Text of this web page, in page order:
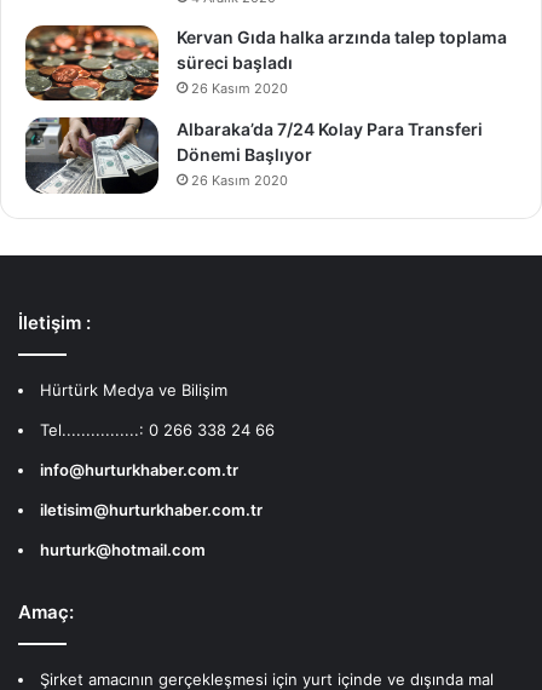
Kervan Gıda halka arzında talep toplama
süreci başladı
26 Kasım 2020
Albaraka’da 7/24 Kolay Para Transferi
Dönemi Başlıyor
26 Kasım 2020
İletişim :
Hürtürk Medya ve Bilişim
Tel................: 0 266 338 24 66
info@hurturkhaber.com.tr
iletisim@hurturkhaber.com.tr
hurturk@hotmail.com
Amaç:
Şirket amacının gerçekleşmesi için yurt içinde ve dışında mal